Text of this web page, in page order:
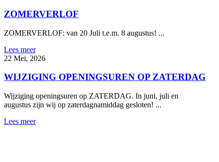
ZOMERVERLOF
ZOMERVERLOF: van 20 Juli t.e.m. 8 augustus! ...
Lees meer
22 Mei, 2026
WIJZIGING OPENINGSUREN OP ZATERDAG
Wijziging openingsuren op ZATERDAG. In juni, juli en
augustus zijn wij op zaterdagnamiddag gesloten! ...
Lees meer